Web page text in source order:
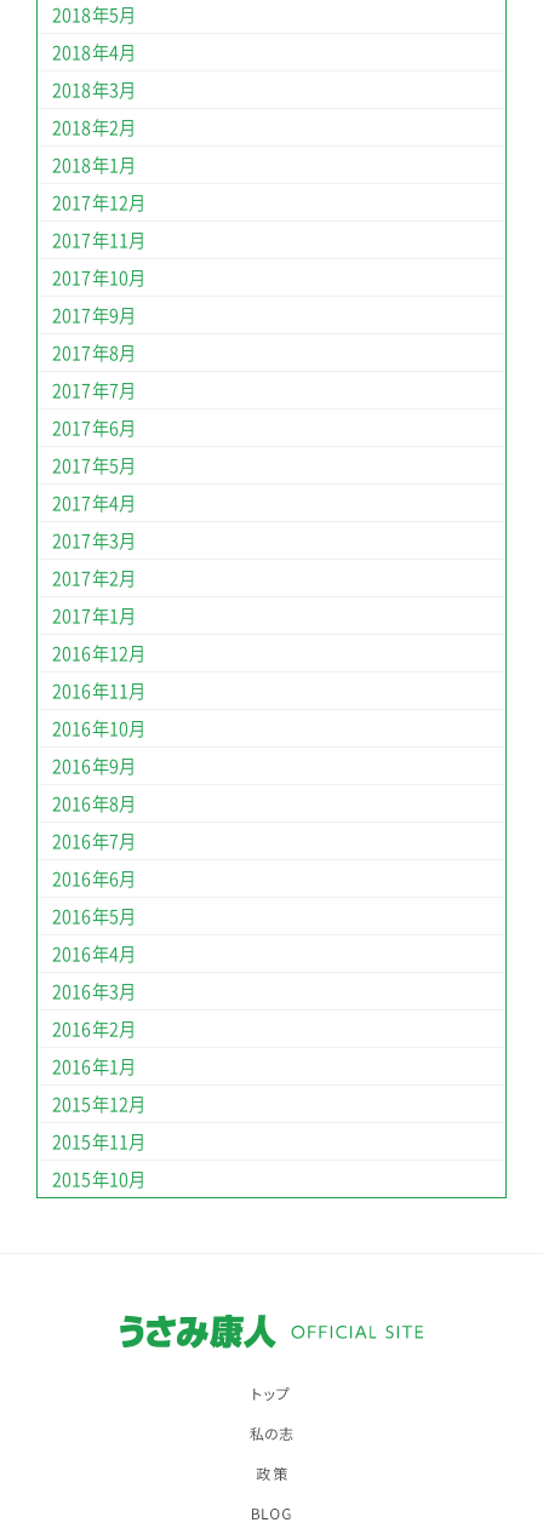
2018年5月
2018年4月
2018年3月
2018年2月
2018年1月
2017年12月
2017年11月
2017年10月
2017年9月
2017年8月
2017年7月
2017年6月
2017年5月
2017年4月
2017年3月
2017年2月
2017年1月
2016年12月
2016年11月
2016年10月
2016年9月
2016年8月
2016年7月
2016年6月
2016年5月
2016年4月
2016年3月
2016年2月
2016年1月
2015年12月
2015年11月
2015年10月